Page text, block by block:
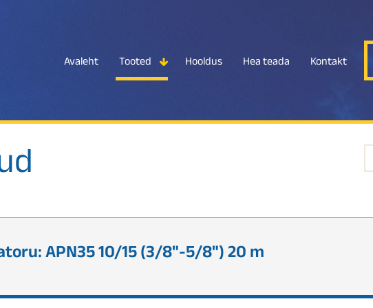
Avaleht Tooted Hooldus Hea teada Kontakt
APN35 10/15 (3/8"-5/8") 20 m